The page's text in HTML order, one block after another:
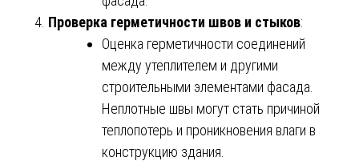
Проверка герметичности швов и стыков:
Оценка герметичности соединений
между утеплителем и другими
строительными элементами фасада.
Неплотные швы могут стать причиной
теплопотерь и проникновения влаги в
конструкцию здания.